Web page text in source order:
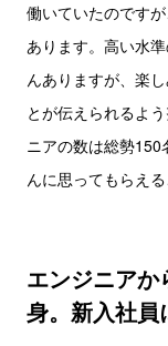
働いていたのです
あります。高い水
んありますが、楽
とが伝えられるよ
ニアの数は総勢150
んに思ってもらえ
エンジニア
身。新入社員